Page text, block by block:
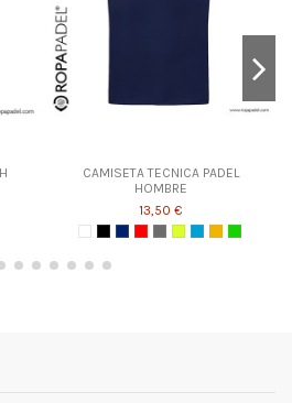
CAMISETA TECNICA PADEL
HOMBRE
13,50 €